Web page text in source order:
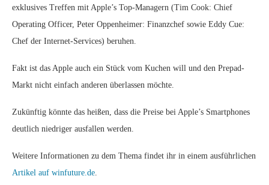
exklusives Treffen mit Apple’s Top-Managern (Tim Cook: Chief
Operating Officer, Peter Oppenheimer: Finanzchef sowie Eddy Cue:
Chef der Internet-Services) beruhen.
Fakt ist das Apple auch ein Stück vom Kuchen will und den Prepad-
Markt nicht einfach anderen überlassen möchte.
Zukünftig könnte das heißen, dass die Preise bei Apple’s Smartphones
deutlich niedriger ausfallen werden.
Weitere Informationen zu dem Thema findet ihr in einem ausführlichen
Artikel auf winfuture.de.